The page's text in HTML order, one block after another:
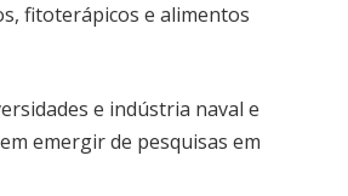
fitoterápicos e alimentos
e indústria naval e
emergir de pesquisas em